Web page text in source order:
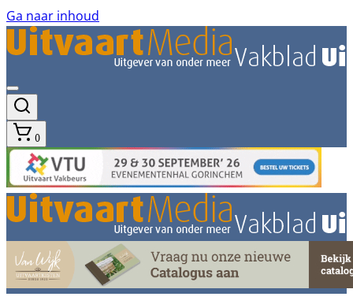
Ga naar inhoud
0